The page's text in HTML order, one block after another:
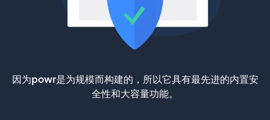
因为powr是为规模而构建的，所以它具有最先进的内置安
全性和大容量功能。